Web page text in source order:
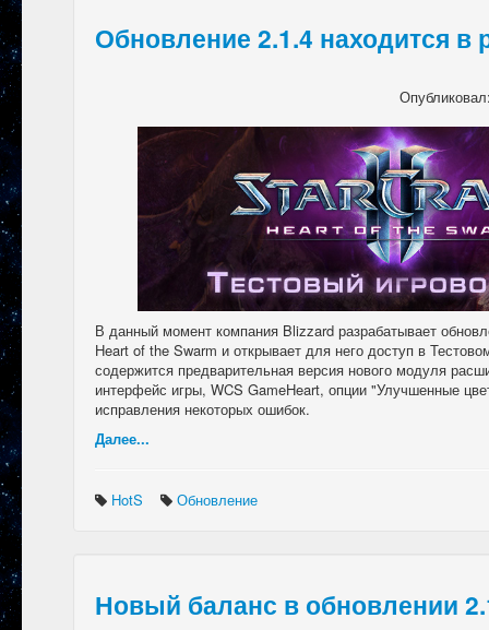
Обновление 2.1.4 находится в
В данный момент компания Blizzard разрабатывает
Heart of the Swarm и открывает для него доступ в
содержится предварительная версия нового модуля
интерфейс игры, WCS GameHeart, опции "Улучшенные
исправления некоторых ошибок.
Далее...
HotS Обновление
Новый баланс в обновлении